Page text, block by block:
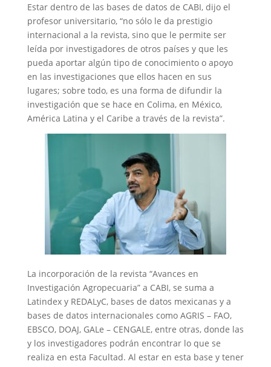
Estar dentro de las bases de datos de CABI, dijo el
profesor universitario, “no sólo le da prestigio
internacional a la revista, sino que le permite ser
leída por investigadores de otros países y que les
pueda aportar algún tipo de conocimiento o apoyo
en las investigaciones que ellos hacen en sus
lugares; sobre todo, es una forma de difundir la
investigación que se hace en Colima, en México,
América Latina y el Caribe a través de la revista”.
La incorporación de la revista “Avances en
Investigación Agropecuaria” a CABI, se suma a
Latindex y REDALyC, bases de datos mexicanas y a
bases de datos internacionales como AGRIS – FAO,
EBSCO, DOAJ, GALe – CENGALE, entre otras, donde las
y los investigadores podrán encontrar lo que se
realiza en esta Facultad. Al estar en esta base y tener